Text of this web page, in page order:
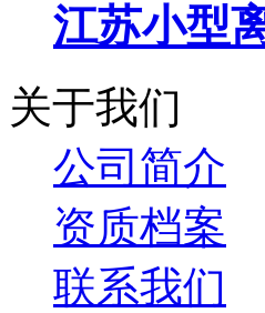
江苏小型
关于我们
公司简介
资质档案
联系我们